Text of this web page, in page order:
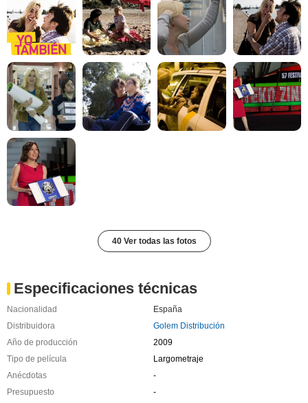
40 Ver todas las fotos
Especificaciones técnicas
Nacionalidad
España
Distribuidora
Golem Distribución
Año de producción
2009
Tipo de película
Largometraje
Anécdotas
-
Presupuesto
-